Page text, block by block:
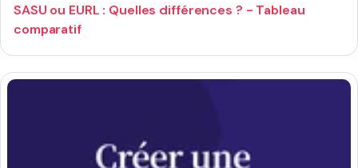
SASU ou EURL : Quelles différences ? - Tableau
comparatif